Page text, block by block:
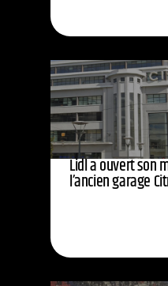
Lidl a ouvert son
l’ancien garage